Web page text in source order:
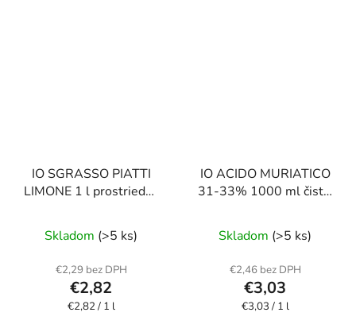
IO SGRASSO PIATTI
LIMONE 1 l prostriedok
hodnotenie
produktu
je
1,0
Skladom (>5 ks)
€2,29 bez DPH
€2,82
Jednotková
€2,82 / 1 l
IO ACIDO MURIATICO
31-33% 1000 ml čistič
hodnotenie
produktu
je
2,0
Skladom (>5 ks)
€2,46 bez DPH
€3,03
Jednotková
€3,03 / 1 l